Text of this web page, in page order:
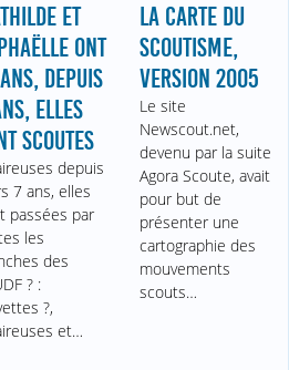
ET
ONT
DEPUIS
ELLES
SCOUTES
depuis
7 ans, elles
passées par
les
des
? :
?,
et…
LA CARTE DU
SCOUTISME,
VERSION 2005
Le site
Newscout.net,
devenu par la suite
Agora Scoute, avait
pour but de
présenter une
cartographie des
mouvements
scouts…